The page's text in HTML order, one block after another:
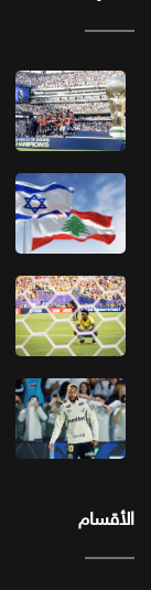
الأقسام